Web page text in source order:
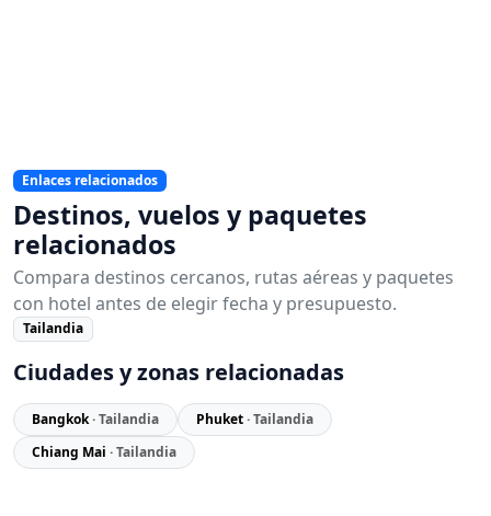
Enlaces relacionados
Destinos, vuelos y paquetes
relacionados
Compara destinos cercanos, rutas aéreas y paquetes
con hotel antes de elegir fecha y presupuesto.
Tailandia
Ciudades y zonas relacionadas
Bangkok· Tailandia Phuket· Tailandia
Chiang Mai · Tailandia